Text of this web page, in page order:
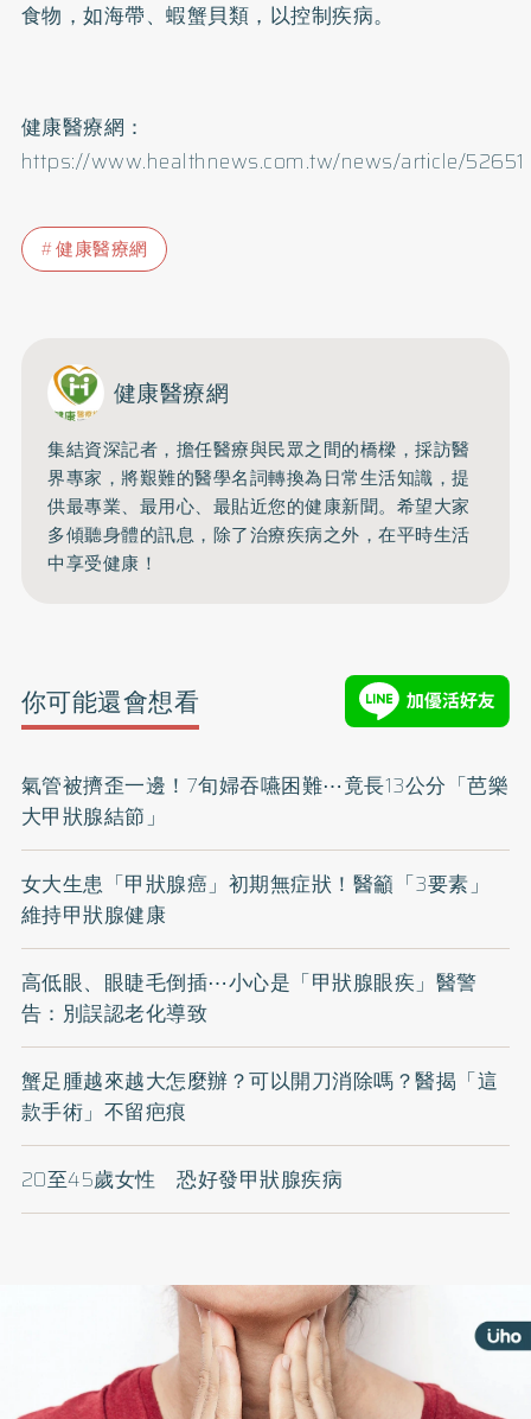
食物，如海帶、蝦蟹貝類，以控制疾病。
健康醫療網：
https://www.healthnews.com.tw/news/article/52651
健康醫療網
健康醫療網
集結資深記者，擔任醫療與民眾之間的橋樑，採訪醫
界專家，將艱難的醫學名詞轉換為日常生活知識，提
供最專業、最用心、最貼近您的健康新聞。希望大家
多傾聽身體的訊息，除了治療疾病之外，在平時生活
中享受健康！
你可能還會想看
氣管被擠歪一邊！7旬婦吞嚥困難⋯竟長13公分「芭樂
大甲狀腺結節」
女大生患「甲狀腺癌」初期無症狀！醫籲「3要素」
維持甲狀腺健康
高低眼、眼睫毛倒插⋯小心是「甲狀腺眼疾」醫警
告：別誤認老化導致
蟹足腫越來越大怎麼辦？可以開刀消除嗎？醫揭「這
款手術」不留疤痕
20至45歲女性 恐好發甲狀腺疾病